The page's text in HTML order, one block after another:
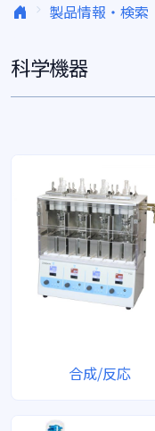
製品情報・検索
科学機器
合成/反応